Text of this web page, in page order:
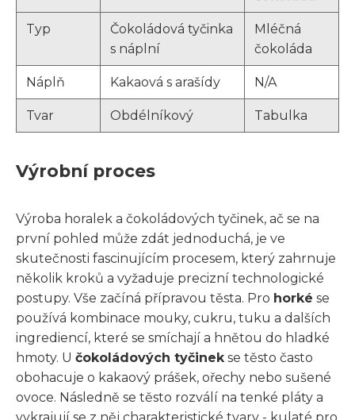
Typ
Čokoládová tyčinka
s náplní
Mléčná
čokoláda
Náplň Kakaová s arašídy N/A
Tvar Obdélníkový Tabulka
Výrobní proces
Výroba horalek a čokoládových tyčinek, ač se na
první pohled může zdát jednoduchá, je ve
skutečnosti fascinujícím procesem, který zahrnuje
několik kroků a vyžaduje precizní technologické
postupy. Vše začíná přípravou těsta. Pro horké se
používá kombinace mouky, cukru, tuku a dalších
ingrediencí, které se smíchají a hnětou do hladké
hmoty. U čokoládových tyčinek se těsto často
obohacuje o kakaový prášek, ořechy nebo sušené
ovoce. Následně se těsto rozválí na tenké pláty a